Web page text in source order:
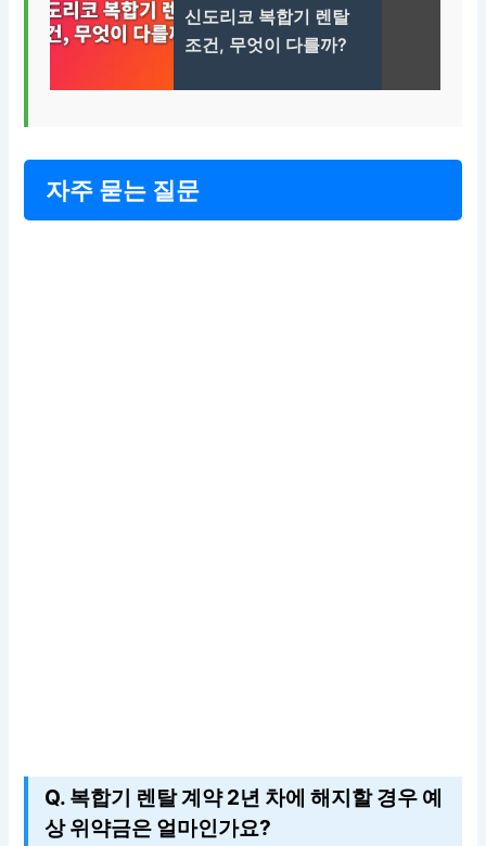
신도리코 복합기 렌탈
조건, 무엇이 다를까?
자주 묻는 질문
Q. 복합기 렌탈 계약 2년 차에 해지할 경우 예
상 위약금은 얼마인가요?